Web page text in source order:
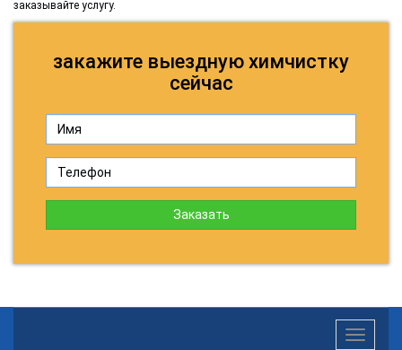
заказывайте услугу.
закажите выездную химчистку
сейчас
Заказать
Toggle